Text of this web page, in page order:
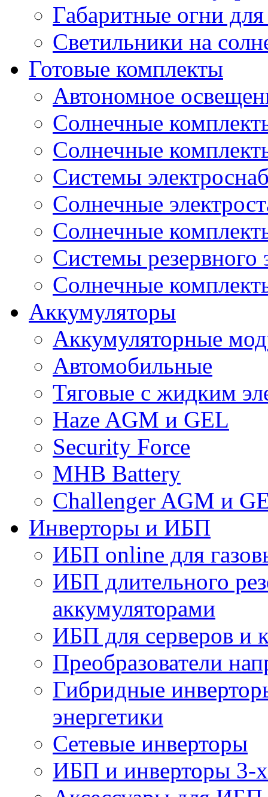
Габаритные огни
Светильники на
Готовые комплекты
Автономное
Солнечные
Солнечные
Системы
Cолнечные
Солнечные
Системы резервного
Солнечные
Аккумуляторы
Аккумуляторные
Автомобильные
Тяговые с жидким
Haze AGM и GEL
Security Force
MHB Battery
Challenger AGM и
Инверторы и ИБП
ИБП online для
ИБП длительного
аккумуляторами
ИБП для серверов и
Преобразователи
Гибридные
энергетики
Сетевые инверторы
ИБП и инверторы 3-